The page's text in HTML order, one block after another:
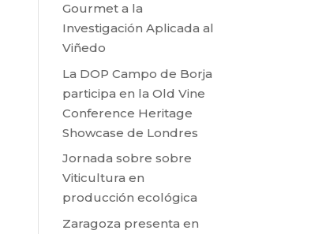
Gourmet a la
Investigación Aplicada al
Viñedo
La DOP Campo de Borja
participa en la Old Vine
Conference Heritage
Showcase de Londres
Jornada sobre sobre
Viticultura en
producción ecológica
Zaragoza presenta en